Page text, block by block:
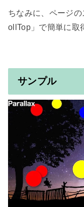
ちなみに、ページ
ollTop」で簡単に取
サンプル